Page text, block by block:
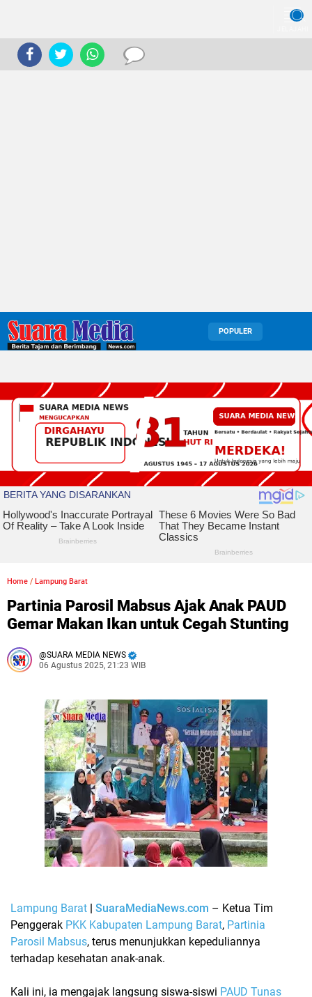
POPULER
Home / Lampung Barat
Partinia Parosil Mabsus Ajak Anak PAUD
Gemar Makan Ikan untuk Cegah Stunting
SUARA MEDIA NEWS
06 Agustus 2025, 21:23 WIB
Lampung Barat SuaraMediaNews.com – Ketua Tim
Penggerak PKK Kabupaten Lampung Barat, Partinia
Parosil Mabsus, terus menunjukkan kepeduliannya
terhadap kesehatan anak-anak.
Kali ini, ia mengajak langsung siswa-siswi PAUD Tunas